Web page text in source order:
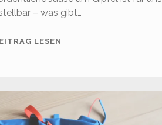
– was gibt…
LESEN